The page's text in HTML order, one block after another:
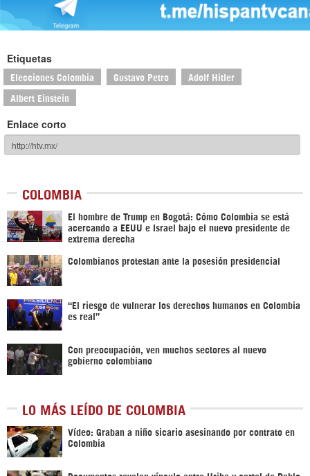
Etiquetas
Elecciones Colombia Gustavo Petro Adolf Hitler
Albert Einstein
Enlace corto
COLOMBIA
El hombre de Trump en Bogotá: Cómo Colombia se está
acercando a EEUU e Israel bajo el nuevo presidente de
extrema derecha
Colombianos protestan ante la posesión presidencial
“El riesgo de vulnerar los derechos humanos en Colombia
es real”
Con preocupación, ven muchos sectores al nuevo
gobierno colombiano
LO MÁS LEÍDO DE COLOMBIA
Vídeo: Graban a niño sicario asesinando por contrato en
Colombia